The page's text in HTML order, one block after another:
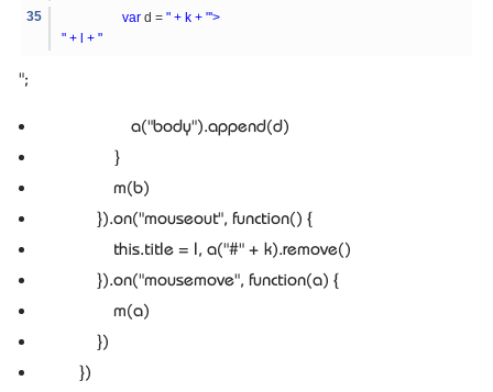
var d =" + k +"'>
" + l +"
";
a("body").append(d)
}
m(b)
}).on("mouseout",function() {
this.title = l, a("#" + k).remove()
}).on("mousemove",function(a) {
m(a)
})
})